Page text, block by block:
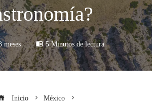
meses 5 Minutos de lectura
Inicio
México